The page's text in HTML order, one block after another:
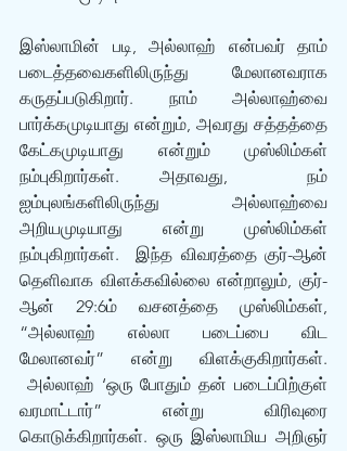
இஸ்லாமின் படி, அல்லாஹ் என்பவர் தாம்
படைத்தவைகளிலிருந்து மேலானவராக
கருதப்படுகிறார். நாம் அல்லாஹ்வை
பார்க்கமுடியாது என்றும், அவரது சத்தத்தை
கேட்கமுடியாது என்றும் முஸ்லிம்கள்
நம்புகிறார்கள். அதாவது,  நம்
ஐம்புலங்களிலிருந்து அல்லாஹ்வை
அறியமுடியாது என்று முஸ்லிம்கள்
நம்புகிறார்கள்.  இந்த விவரத்தை குர்-ஆன்
தெளிவாக விளக்கவில்லை என்றாலும், குர்-
ஆன் 29:6ம் வசனத்தை முஸ்லிம்கள்,
“அல்லாஹ் எல்லா படைப்பை விட
மேலானவர்” என்று விளக்குகிறார்கள்.
அல்லாஹ் ‘ஒரு போதும் தன் படைப்பிற்குள்
வரமாட்டார்” என்று விரிவுரை
கொடுக்கிறார்கள். ஒரு இஸ்லாமிய அறிஞர்